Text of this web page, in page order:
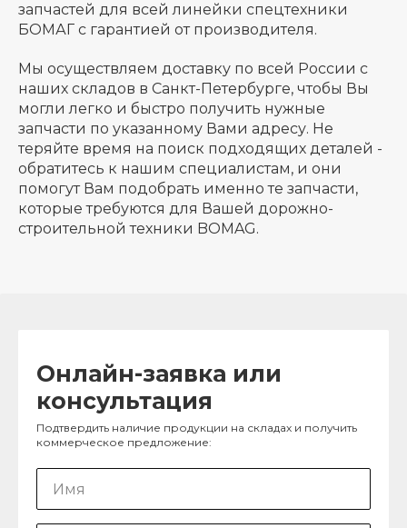
запчастей для всей линейки спецтехники
БОМАГ с гарантией от производителя.
Мы осуществляем доставку по всей России с
наших складов в Санкт-Петербурге, чтобы Вы
могли легко и быстро получить нужные
запчасти по указанному Вами адресу. Не
теряйте время на поиск подходящих деталей -
обратитесь к нашим специалистам, и они
помогут Вам подобрать именно те запчасти,
которые требуются для Вашей дорожно-
строительной техники BOMAG.
Онлайн-заявка или
консультация
Подтвердить наличие продукции на складах и получить
коммерческое предложение: